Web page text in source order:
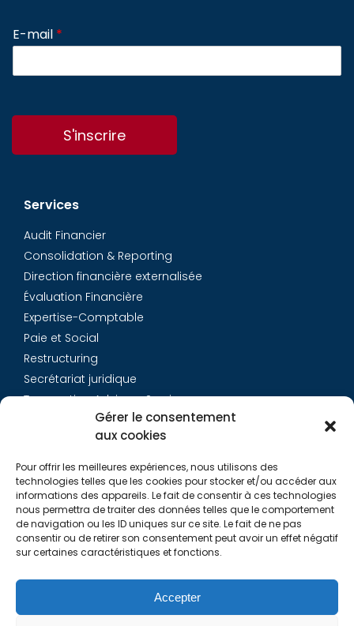
Gérer le consentement
aux cookies
Pour offrir les meilleures expériences, nous utilisons des
technologies telles que les cookies pour stocker et/ou accéder aux
informations des appareils. Le fait de consentir à ces technologies
nous permettra de traiter des données telles que le comportement
de navigation ou les ID uniques sur ce site. Le fait de ne pas
consentir ou de retirer son consentement peut avoir un effet négatif
sur certaines caractéristiques et fonctions.
Accepter
E-mail *
S'inscrire
Services
Audit Financier
Consolidation & Reporting
Direction financière externalisée
Évaluation Financière
Expertise-Comptable
Paie et Social
Restructuring
Secrétariat juridique
Transaction Advisory Services
Équipe
Carrières
Contact
Liens utiles